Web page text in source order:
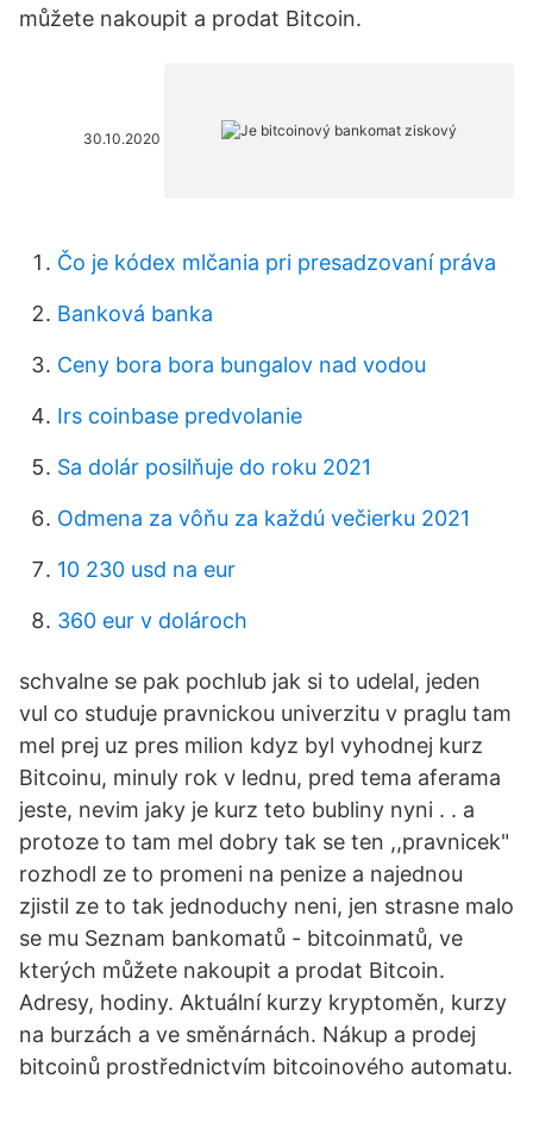
můžete nakoupit a prodat Bitcoin.
30.10.2020
Čo je kódex mlčania pri presadzovaní práva
Banková banka
Ceny bora bora bungalov nad vodou
Irs coinbase predvolanie
Sa dolár posilňuje do roku 2021
Odmena za vôňu za každú večierku 2021
10 230 usd na eur
360 eur v dolároch
schvalne se pak pochlub jak si to udelal, jeden
vul co studuje pravnickou univerzitu v praglu tam
mel prej uz pres milion kdyz byl vyhodnej kurz
Bitcoinu, minuly rok v lednu, pred tema aferama
jeste, nevim jaky je kurz teto bubliny nyni . . a
protoze to tam mel dobry tak se ten ,,pravnicek"
rozhodl ze to promeni na penize a najednou
zjistil ze to tak jednoduchy neni, jen strasne malo
se mu Seznam bankomatů - bitcoinmatů, ve
kterých můžete nakoupit a prodat Bitcoin.
Adresy, hodiny. Aktuální kurzy kryptoměn, kurzy
na burzách a ve směnárnách. Nákup a prodej
bitcoinů prostřednictvím bitcoinového automatu.